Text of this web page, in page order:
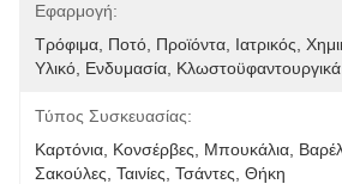
Εφαρμογή:
Τρόφιμα, Ποτό, Προϊόντα, Ιατρικός,
Υλικό, Ενδυμασία,
Τύπος Συσκευασίας:
Καρτόνια, Κονσέρβες, Μπουκάλια,
Σακούλες, Ταινίες, Τσάντες, Θήκη